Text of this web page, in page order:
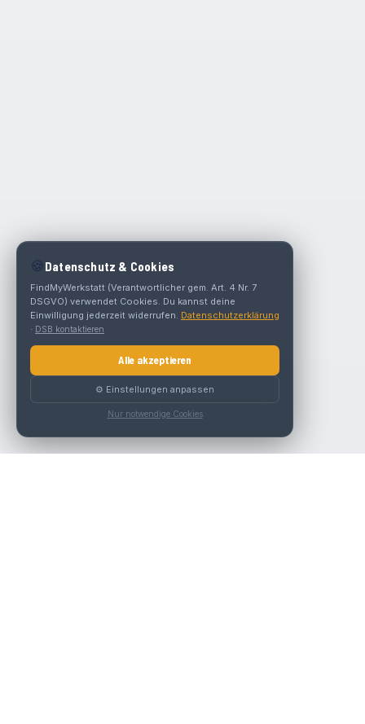
🍪 Datenschutz & Cookies
FindMyWerkstatt (Verantwortlicher gem. Art. 4 Nr. 7
DSGVO) verwendet Cookies. Du kannst deine
Einwilligung jederzeit widerrufen. Datenschutzerklärung
· DSB kontaktieren
Alle akzeptieren
⚙️ Einstellungen anpassen
Nur notwendige Cookies